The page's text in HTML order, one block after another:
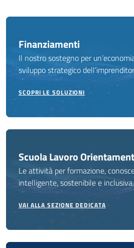
Finanziamenti
Il nostro sostegno per
sviluppo strategico
SCOPRI LE SOLUZIONI
Scuola Lavoro
Le attività per formazione,
intelligente, sostenibile e inclusiva.
VAI ALLA SEZIONE DEDICATA